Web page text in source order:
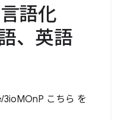
語化
、英語
こちら を